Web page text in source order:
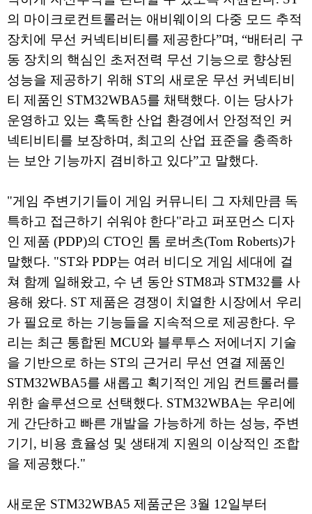
의 마이크로컨트롤러는 애비웨이의 다중 모드 추적
장치에 무선 커넥티비티를 제공한다”며, “배터리 구
동 장치의 핵심인 초저전력 무선 기능으로 향상된
성능을 제공하기 위해 ST의 새로운 무선 커넥티비
티 제품인 STM32WBA5를 채택했다. 이는 당사가
운영하고 있는 혹독한 산업 환경에서 안정적인 커
넥티비티를 보장하며, 최고의 산업 표준을 충족하
는 보안 기능까지 겸비하고 있다”고 말했다.
"게임 주변기기들이 게임 커뮤니티 그 자체만큼 독
특하고 접근하기 쉬워야 한다"라고 퍼포먼스 디자
인 제품 (PDP)의 CTO인 톰 로버츠(Tom Roberts)가
말했다. "ST와 PDP는 여러 비디오 게임 세대에 걸
쳐 함께 일해왔고, 수 년 동안 STM8과 STM32를 사
용해 왔다. ST 제품은 경쟁이 치열한 시장에서 우리
가 필요로 하는 기능들을 지속적으로 제공한다. 우
리는 최근 통합된 MCU와 블루투스 저에너지 기술
을 기반으로 하는 ST의 근거리 무선 연결 제품인
STM32WBA5를 새롭고 획기적인 게임 컨트롤러를
위한 솔루션으로 선택했다. STM32WBA는 우리에
게 간단하고 빠른 개발을 가능하게 하는 성능, 주변
기기, 비용 효율성 및 생태계 지원의 이상적인 조합
을 제공했다."
새로운 STM32WBA5 제품군은 3월 12일부터